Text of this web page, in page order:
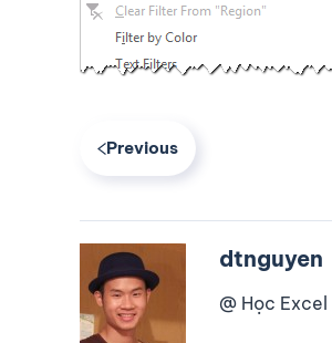
Previous
dtnguyen
@ Học